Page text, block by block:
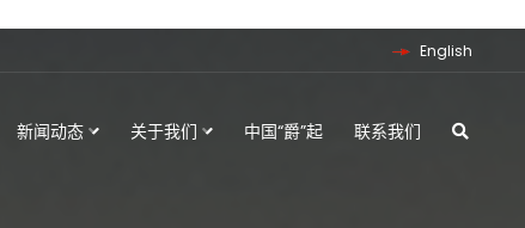
English
新闻动态 关于我们 中国“爵”起 联系我们